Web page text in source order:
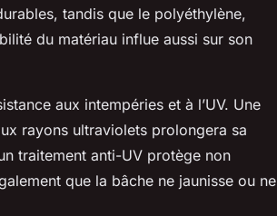
tandis que le polyéthylène,
du matériau influe aussi sur son
aux intempéries et à l’UV. Une
rayons ultraviolets prolongera sa
traitement anti-UV protège non
que la bâche ne jaunisse ou ne